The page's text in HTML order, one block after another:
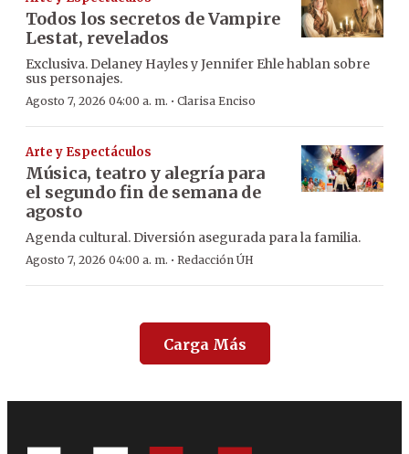
Todos los secretos de Vampire
Lestat, revelados
Exclusiva. Delaney Hayles y Jennifer Ehle hablan sobre
sus personajes.
Agosto 7, 2026 04:00 a. m. · Clarisa Enciso
Arte y Espectáculos
Música, teatro y alegría para
el segundo fin de semana de
agosto
Agenda cultural. Diversión asegurada para la familia.
Agosto 7, 2026 04:00 a. m. · Redacción ÚH
Carga Más